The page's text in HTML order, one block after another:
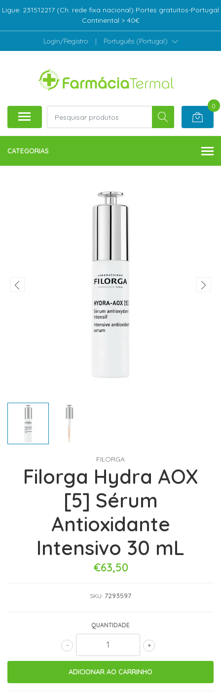
Ligue: 231512217 (Ch. rede fixa nacional) Portes gratuitos-Portugal
Continental > 40€
Login/Registro | Português (Portugal)
0
CATEGORIAS
FILORGA
Filorga Hydra AOX
[5] Sérum
Antioxidante
Intensivo 30 mL
€63,50
SKU: 7293597
QUANTIDADE
+
-